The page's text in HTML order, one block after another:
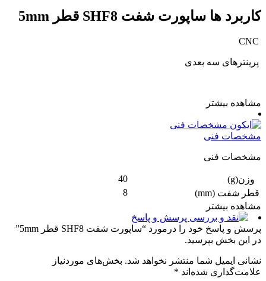
کاربرد ها ساپورت شفت SHF8 قطر 5mm
پرینترهای سه بعدی
مشاهده بیشتر
مشخصات فنی
مشخصات فنی
وزن(g)
40
قطر شفت (mm)
8
مشاهده بیشتر
پرسش و پاسخ
پرسش و پاسخ خود را درمورد “ساپورت شفت SHF8 قطر 5mm”
در این بخش بپرسید.
نشانی ایمیل شما منتشر نخواهد شد. بخش‌های موردنیاز
علامت‌گذاری شده‌اند *